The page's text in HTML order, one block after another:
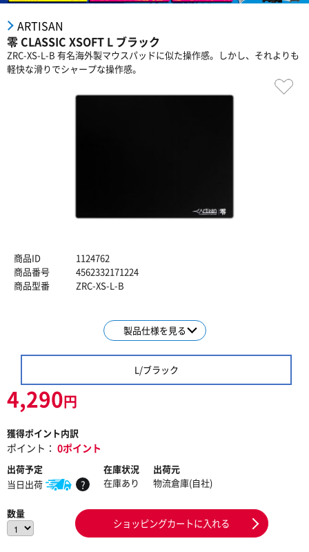
ARTISAN
零 CLASSIC XSOFT L ブラック
ZRC-XS-L-B 有名海外製マウスパッドに似た操作感。しかし、それよりも
軽快な滑りでシャープな操作感。
商品ID
1124762
商品番号
4562332171224
商品型番
ZRC-XS-L-B
製品仕様を見る
L/ブラック
4,290円
獲得ポイント内訳
ポイント： 0ポイント
出荷予定
当日出荷
?
在庫状況
在庫あり
出荷元
物流倉庫(自社)
数量
ショッピングカートに入れる